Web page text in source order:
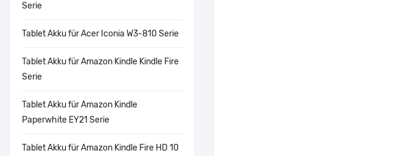
Serie
Tablet Akku für Acer Iconia W3-810 Serie
Tablet Akku für Amazon Kindle Kindle Fire
Serie
Tablet Akku für Amazon Kindle
Paperwhite EY21 Serie
Tablet Akku für Amazon Kindle Fire HD 10